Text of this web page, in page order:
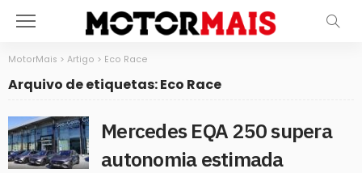
MotorMais > Artigo > Eco Race
Arquivo de etiquetas: Eco Race
Mercedes EQA 250 supera
autonomia estimada